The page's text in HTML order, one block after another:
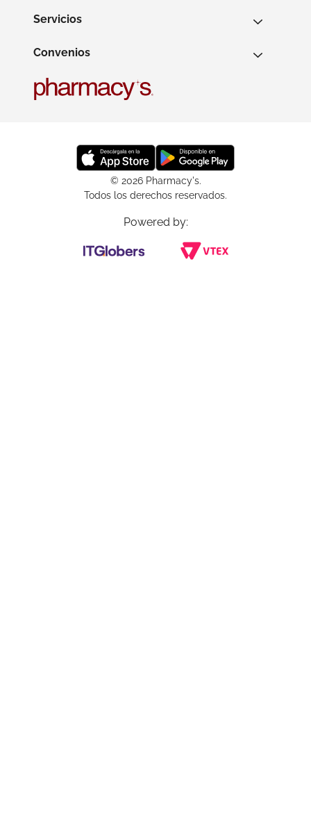
Servicios
Convenios
© 2026 Pharmacy's.
Todos los derechos reservados.
Powered by: